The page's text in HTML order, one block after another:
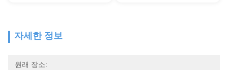
자세한 정보
원래 장소: